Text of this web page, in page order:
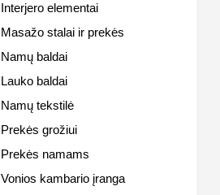
Interjero elementai
Masažo stalai ir prekės
Namų baldai
Lauko baldai
Namų tekstilė
Prekės grožiui
Prekės namams
Vonios kambario įranga